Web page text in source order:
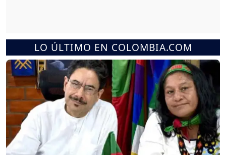
LO ÚLTIMO EN COLOMBIA.COM